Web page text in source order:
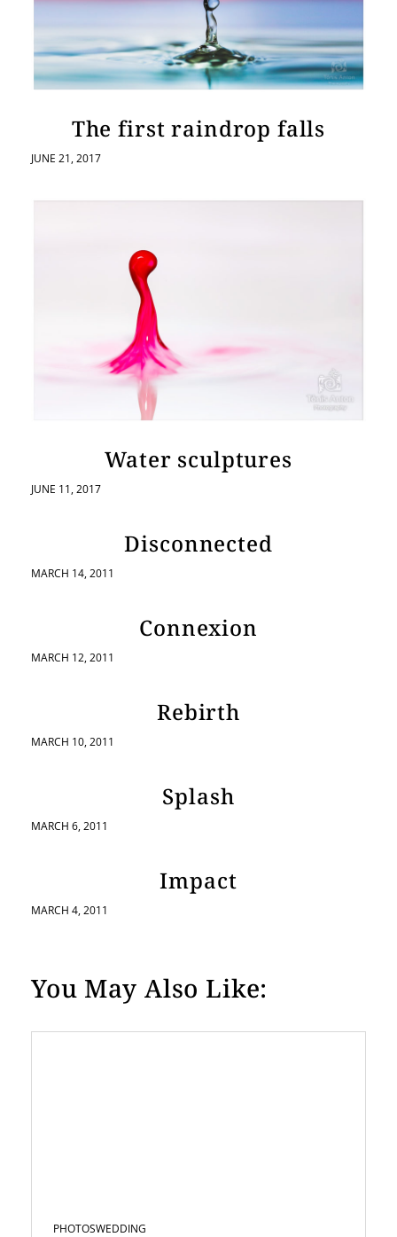
The first raindrop falls
JUNE 21, 2017
Water sculptures
JUNE 11, 2017
Disconnected
MARCH 14, 2011
Connexion
MARCH 12, 2011
Rebirth
MARCH 10, 2011
Splash
MARCH 6, 2011
Impact
MARCH 4, 2011
You May Also Like:
PHOTOSWEDDING